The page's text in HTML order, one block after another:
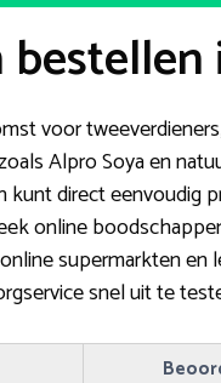
voor
Alpro Soya en
direct eenvoudig
online
supermarkten en
snel uit te